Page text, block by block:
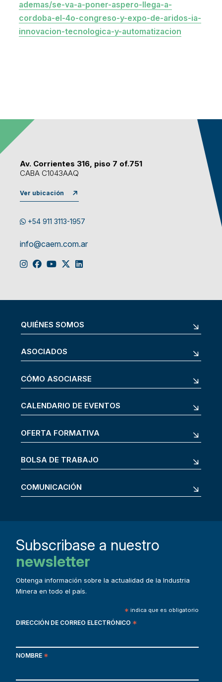
ademas/se-va-a-poner-aspero-llega-a-
cordoba-el-4o-congreso-y-expo-de-aridos-ia-
innovacion-tecnologica-y-automatizacion
Av. Corrientes 316, piso 7 of.751
CABA C1043AAQ
Ver ubicación
+54 911 3113-1957
info@caem.com.ar
QUIÉNES SOMOS
ASOCIADOS
CÓMO ASOCIARSE
CALENDARIO DE EVENTOS
OFERTA FORMATIVA
BOLSA DE TRABAJO
COMUNICACIÓN
Subscribase a nuestro
newsletter
Obtenga información sobre la actualidad de la Industria
Minera en todo el país.
* indica que es obligatorio
DIRECCIÓN DE CORREO ELECTRÓNICO *
NOMBRE *